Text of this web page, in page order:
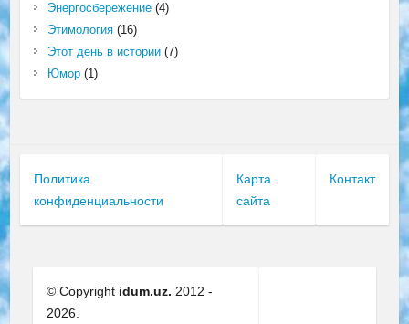
Энергосбережение(4)
Этимология(16)
Этот день в истории(7)
Юмор(1)
Политика
конфиденциальности
Карта
сайта
Контакт
© Copyright idum.uz. 2012 -
2026.